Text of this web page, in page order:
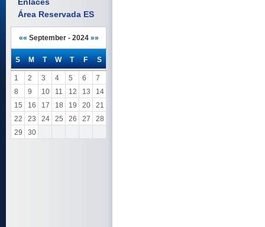
Área Reservada ES
«« September - 2024 »»
S M T W T F S
1 2 3 4 5 6
7
8
9 10 11 12 13
14
15
16 17 18 19 20
21
22
23 24 25 26 27
28
29
30